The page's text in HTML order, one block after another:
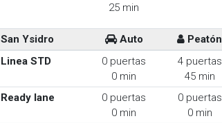
25 min
San Ysidro Auto
Peatón
Linea STD
0 puertas
0 min
4 puertas
45 min
Ready lane
0 puertas
0 min
0 puertas
0 min